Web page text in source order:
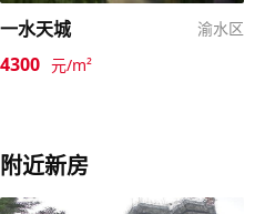
一水天城 渝水区
4300 元/m²
附近新房